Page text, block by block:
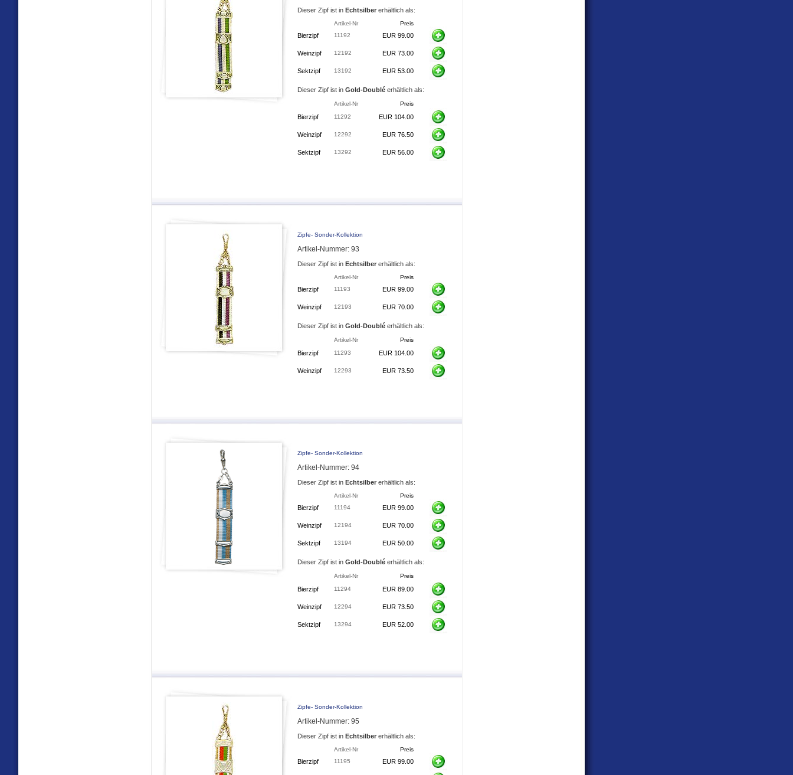
Dieser Zipf ist in Echtsilber erhältlich als:
Artikel-Nr Preis
Bierzipf 11192 EUR 99.00
Weinzipf 12192 EUR 73.00
Sektzipf 13192 EUR 53.00
Dieser Zipf ist in Gold-Doublé erhältlich als:
Artikel-Nr Preis
Bierzipf 11292 EUR 104.00
Weinzipf 12292 EUR 76.50
Sektzipf 13292 EUR 56.00
Zipfe- Sonder-Kollektion
Artikel-Nummer: 93
Dieser Zipf ist in Echtsilber erhältlich als:
Artikel-Nr Preis
Bierzipf 11193 EUR 99.00
Weinzipf 12193 EUR 70.00
Dieser Zipf ist in Gold-Doublé erhältlich als:
Artikel-Nr Preis
Bierzipf 11293 EUR 104.00
Weinzipf 12293 EUR 73.50
Zipfe- Sonder-Kollektion
Artikel-Nummer: 94
Dieser Zipf ist in Echtsilber erhältlich als:
Artikel-Nr Preis
Bierzipf 11194 EUR 99.00
Weinzipf 12194 EUR 70.00
Sektzipf 13194 EUR 50.00
Dieser Zipf ist in Gold-Doublé erhältlich als:
Artikel-Nr Preis
Bierzipf 11294 EUR 89.00
Weinzipf 12294 EUR 73.50
Sektzipf 13294 EUR 52.00
Zipfe- Sonder-Kollektion
Artikel-Nummer: 95
Dieser Zipf ist in Echtsilber erhältlich als:
Artikel-Nr Preis
Bierzipf 11195 EUR 99.00